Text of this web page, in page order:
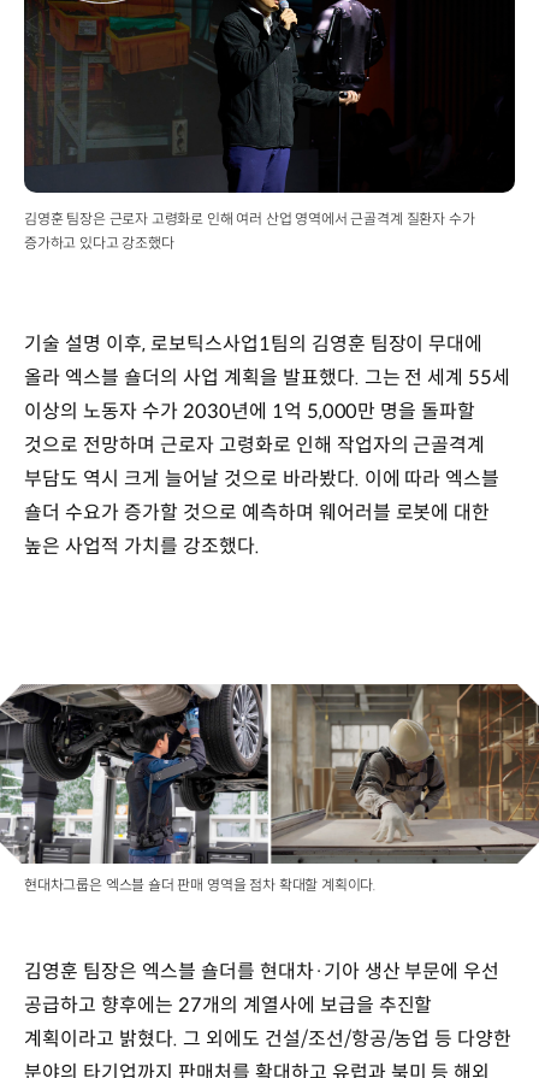
김영훈 팀장은 근로자 고령화로 인해 여러 산업 영역에서 근골격계 질환자 수가
증가하고 있다고 강조했다
기술 설명 이후, 로보틱스사업1팀의 김영훈 팀장이 무대에
올라 엑스블 숄더의 사업 계획을 발표했다. 그는 전 세계 55세
이상의 노동자 수가 2030년에 1억 5,000만 명을 돌파할
것으로 전망하며 근로자 고령화로 인해 작업자의 근골격계
부담도 역시 크게 늘어날 것으로 바라봤다. 이에 따라 엑스블
숄더 수요가 증가할 것으로 예측하며 웨어러블 로봇에 대한
높은 사업적 가치를 강조했다.
현대차그룹은 엑스블 숄더 판매 영역을 점차 확대할 계획이다.
김영훈 팀장은 엑스블 숄더를 현대차·기아 생산 부문에 우선
공급하고 향후에는 27개의 계열사에 보급을 추진할
계획이라고 밝혔다. 그 외에도 건설/조선/항공/농업 등 다양한
분야의 타기업까지 판매처를 확대하고 유럽과 북미 등 해외